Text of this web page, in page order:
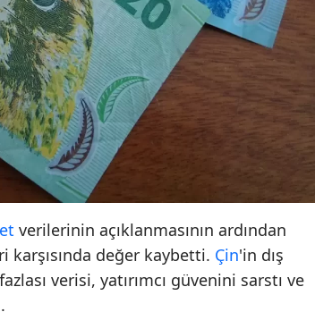
verilerinin açıklanmasının ardından
karşısında değer kaybetti. Çin'in dış
fazlası verisi, yatırımcı güvenini sarstı ve